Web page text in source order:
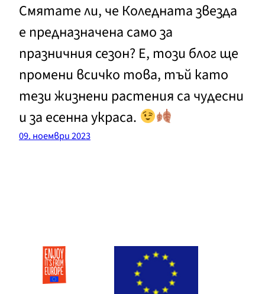
Смятате ли, че Коледната звезда
е предназначена само за
празничния сезон? Е, този блог ще
промени всичко това, тъй като
тези жизнени растения са чудесни
и за есенна украса.
09. ноември 2023